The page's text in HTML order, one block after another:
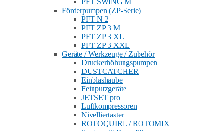
PFT SWING M
Förderpumpen (ZP-Serie)
PFT N 2
PFT ZP 3 M
PFT ZP 3 XL
PFT ZP 3 XXL
Geräte / Werkzeuge / Zubehör
Druckerhöhungspumpen
DUSTCATCHER
Einblashaube
Feinputzgeräte
JETSET pro
Luftkompressoren
Nivelliertaster
ROTOQUIRL / ROTOMIX